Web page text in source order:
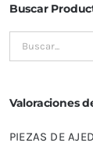
Buscar
Valoraciones
PIEZAS DE